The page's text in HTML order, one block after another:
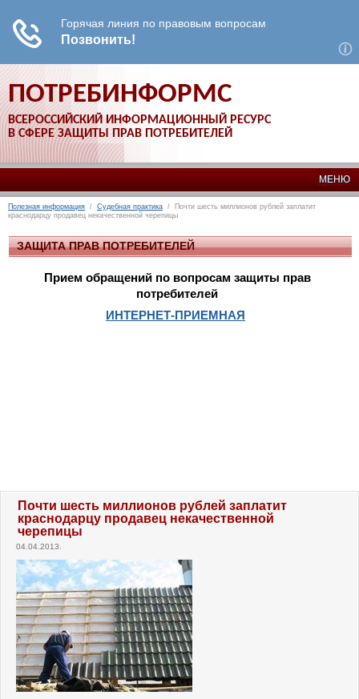
ПОТРЕБИНФОРМС
ВСЕРОССИЙСКИЙ ИНФОРМАЦИОННЫЙ РЕСУРС
В СФЕРЕ ЗАЩИТЫ ПРАВ ПОТРЕБИТЕЛЕЙ
МЕНЮ
Полезная информация / Судебная практика / Почти шесть миллионов рублей заплатит
краснодарцу продавец некачественной черепицы
ЗАЩИТА ПРАВ ПОТРЕБИТЕЛЕЙ
Прием обращений по вопросам защиты прав
потребителей
ИНТЕРНЕТ-ПРИЕМНАЯ
Почти шесть миллионов рублей заплатит
краснодарцу продавец некачественной
черепицы
04.04.2013.